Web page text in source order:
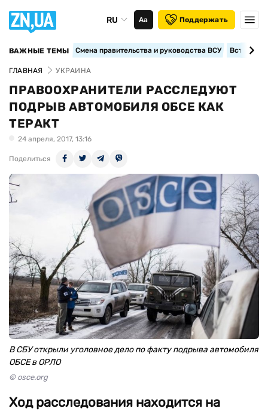
RU Аа Поддержать
ВАЖНЫЕ ТЕМЫ Смена правительства и руководства ВСУ
ГЛАВНАЯ УКРАИНА
ПРАВООХРАНИТЕЛИ РАССЛЕДУЮТ
ПОДРЫВ АВТОМОБИЛЯ ОБСЕ КАК
ТЕРАКТ
24 апреля, 2017, 13:16
Поделиться
В СБУ открыли уголовное дело по факту подрыва автомобиля
ОБСЕ в ОРЛО
© osce.org
Ход расследования находится на